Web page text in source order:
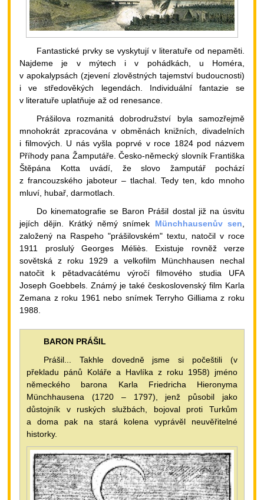
Fantastické prvky se vyskytují v literatuře od nepaměti.
Najdeme je v mýtech i v pohádkách, u Homéra,
v apokalypsách (zjevení zlověstných tajemství budoucnosti)
i ve středověkých legendách. Individuální fantazie se
v literatuře uplatňuje až od renesance.
Prášilova rozmanitá dobrodružství byla samozřejmě
mnohokrát zpracována v obměnách knižních, divadelních
i filmových. U nás vyšla poprvé v roce 1824 pod názvem
Příhody pana Žamputáře. Česko-německý slovník Františka
Štěpána Kotta uvádí, že slovo žamputář pochází
z francouzského jaboteur – tlachal. Tedy ten, kdo mnoho
mluví, hubař, darmotlach.
Do kinematografie se Baron Prášil dostal již na úsvitu
jejích dějin. Krátký němý snímek Münchhausenův sen
založený na Raspeho "prášilovském" textu, natočil v roce
1911 proslulý Georges Méliès. Existuje rovněž verze
sovětská z roku 1929 a velkofilm Münchhausen nechal
natočit k pětadvacátému výročí filmového studia UFA
Joseph Goebbels. Známý je také československý film Karla
Zemana z roku 1961 nebo snímek Terryho Gilliama z roku
1988.
BARON PRÁŠIL
Prášil... Takhle dovedně jsme si počeštili (v
překladu pánů Koláře a Havlíka z roku 1958) jméno
německého barona Karla Friedricha Hieronyma
Münchhausena (1720 – 1797), jenž působil jako
důstojník v ruských službách, bojoval proti Turkům
a doma pak na stará kolena vyprávěl neuvěřitelné
historky.